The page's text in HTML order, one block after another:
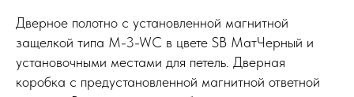
Дверное полотно с установленной магнитной
защелкой типа M-3-WC в цвете SB МатЧерный и
установочными местами для петель. Дверная
коробка с предустановленной магнитной ответной